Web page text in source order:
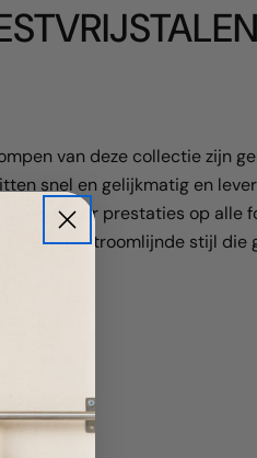
van deze collectie zijn
snel en gelijkmatig en
voor prestaties op alle
een gestroomlijnde stijl die